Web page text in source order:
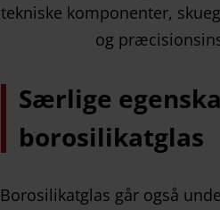
Særlige
borosilikatglas
Borosilikatglas går også